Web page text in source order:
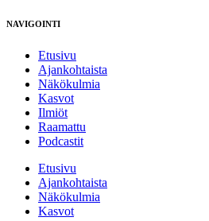
NAVIGOINTI
Etusivu
Ajankohtaista
Näkökulmia
Kasvot
Ilmiöt
Raamattu
Podcastit
Etusivu
Ajankohtaista
Näkökulmia
Kasvot